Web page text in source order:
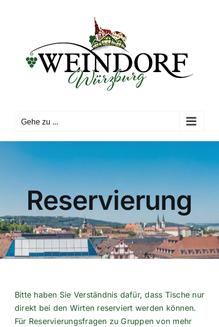
Gehe zu ...
Reservierung
Bitte haben Sie Verständnis dafür, dass Tische nur
direkt bei den Wirten reserviert werden können.
Für Reservierungsfragen zu Gruppen von mehr